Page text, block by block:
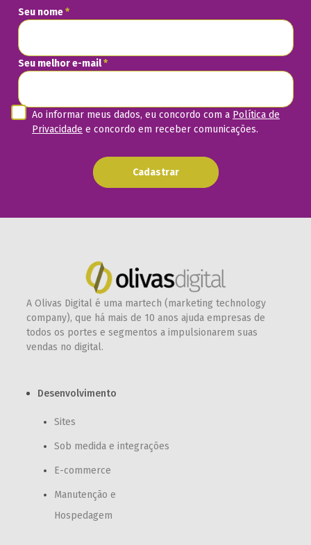
Seu nome*
Seu melhor e-mail*
Ao informar meus dados, eu concordo com a Política de
Privacidade e concordo em receber comunicações.
Cadastrar
A Olivas Digital é uma martech (marketing technology
company), que há mais de 10 anos ajuda empresas de
todos os portes e segmentos a impulsionarem suas
vendas no digital.
Desenvolvimento
Sites
Sob medida e integrações
E-commerce
Manutenção e
Hospedagem